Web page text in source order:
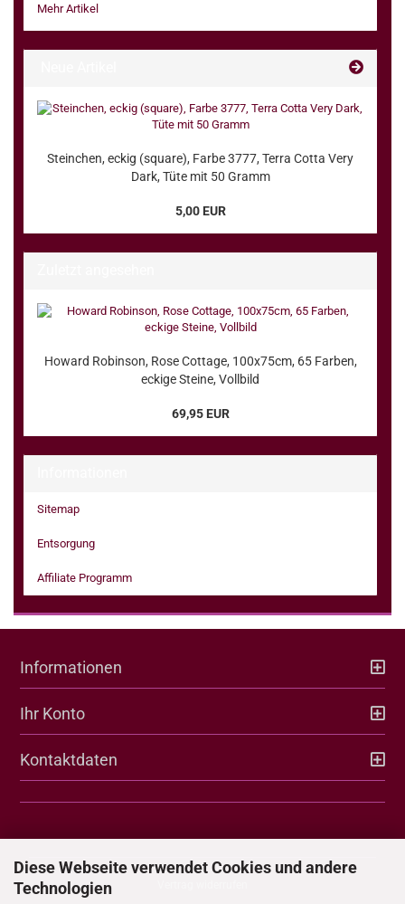
Diese Webseite verwendet Cookies und andere
Technologien
Mehr Artikel
Steinchen, eckig (square), Farbe 3777, Terra Cotta Very
Dark, Tüte mit 50 Gramm
5,00 EUR
Howard Robinson, Rose Cottage, 100x75cm, 65 Farben,
eckige Steine, Vollbild
69,95 EUR
Sitemap
Entsorgung
Affiliate Programm
Informationen
Ihr Konto
Kontaktdaten